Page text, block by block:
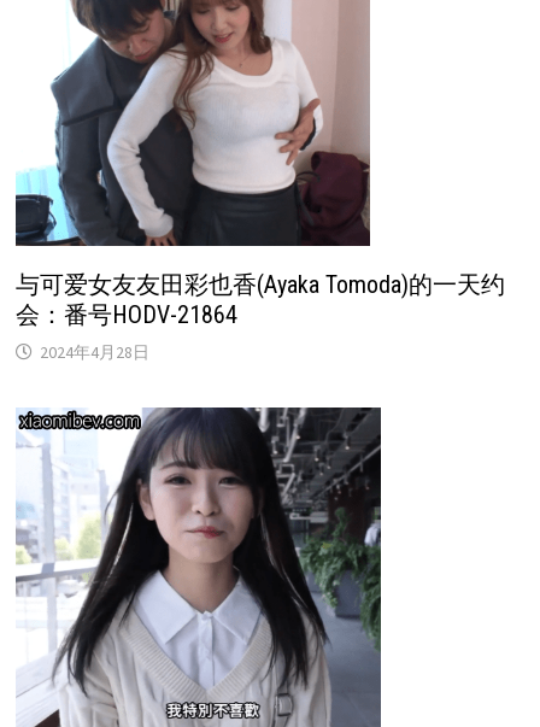
与可爱女友友田彩也香(Ayaka Tomoda)的一天约
会：番号HODV-21864
2024年4月28日